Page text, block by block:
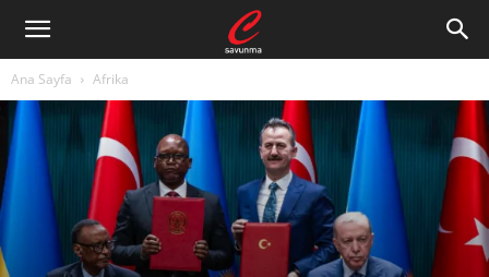
Ana Sayfa Afrika